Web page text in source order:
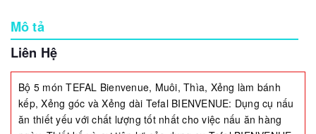
Mô tả
Liên Hệ
Bộ 5 món TEFAL Bienvenue, Muôi, Thìa, Xẻng làm bánh
kếp, Xẻng góc và Xẻng dài Tefal BIENVENUE: Dụng cụ nấu
ăn thiết yếu với chất lượng tốt nhất cho việc nấu ăn hàng